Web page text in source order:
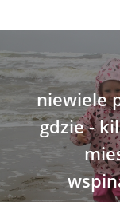
niewiele
gdzie -